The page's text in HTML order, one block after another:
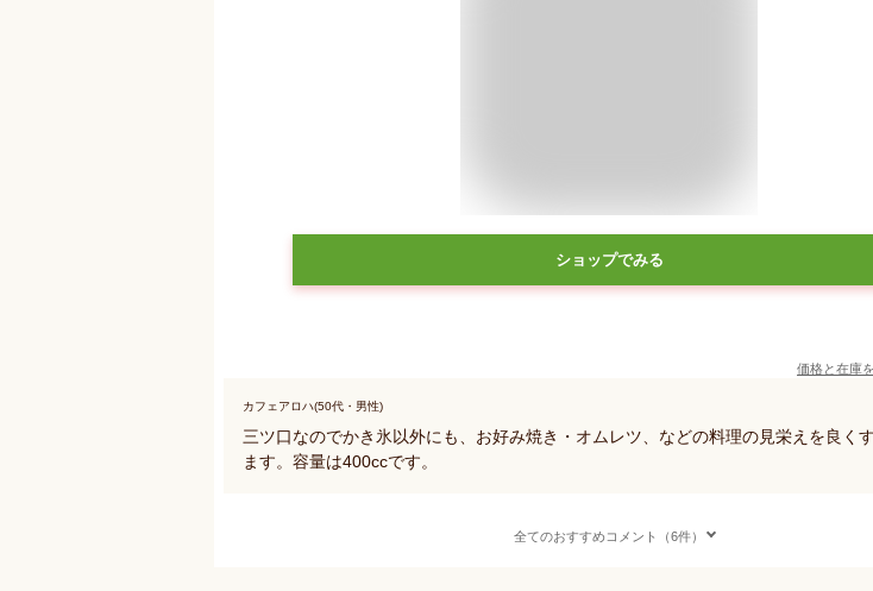
ショップでみる
価格と在庫を
カフェアロハ(50代・男性)
三ツ口なのでかき氷以外にも、お好み焼き・オムレツ、などの料理の見栄えを良く
ます。容量は400ccです。
全てのおすすめコメント（6件）